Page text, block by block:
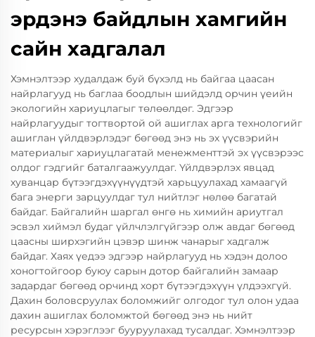
эрдэнэ байдлын хамгийн
сайн хадгалал
Хэмнэлтээр худалдаж буй бүхэлд нь байгаа цаасан
найрлагууд нь баглаа боодлын шийдэлд орчин үеийн
экологийн хариуцлагыг төлөөлдөг. Эдгээр
найрлагуудыг тогтвортой ой ашиглах арга технологийг
ашиглан үйлдвэрлэдэг бөгөөд энэ нь эх үүсвэрийн
материалыг хариуцлагатай менежменттэй эх үүсвэрээс
олдог гэдгийг баталгаажуулдаг. Үйлдвэрлэх явцад
хуванцар бүтээгдэхүүнүүдтэй харьцуулахад хамаагүй
бага энерги зарцуулдаг тул нийтлэг нөлөө багатай
байдаг. Байгалийн шаргал өнгө нь химийн ариутгал
эсвэл хиймэл будаг үйлчлэлгүйгээр олж авдаг бөгөөд
цаасны ширхэгийн цэвэр шинж чанарыг хадгалж
байдаг. Хаях үедээ эдгээр найрлагууд нь хэдэн долоо
хоногтойгоор буюу сарын дотор байгалийн замаар
задардаг бөгөөд орчинд хорт бүтээгдэхүүн үлдээхгүй.
Дахин боловсруулах боломжийг олгодог тул олон удаа
дахин ашиглах боломжтой бөгөөд энэ нь нийт
ресурсын хэрэглээг бууруулахад тусалдаг. Хэмнэлтээр